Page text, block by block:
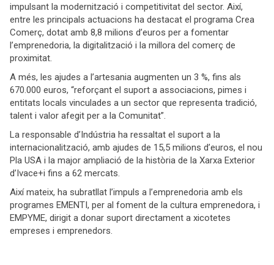
impulsant la modernització i competitivitat del sector. Així,
entre les principals actuacions ha destacat el programa Crea
Comerç, dotat amb 8,8 milions d’euros per a fomentar
l’emprenedoria, la digitalització i la millora del comerç de
proximitat.
A més, les ajudes a l’artesania augmenten un 3 %, fins als
670.000 euros, “reforçant el suport a associacions, pimes i
entitats locals vinculades a un sector que representa tradició,
talent i valor afegit per a la Comunitat”.
La responsable d’Indústria ha ressaltat el suport a la
internacionalització, amb ajudes de 15,5 milions d’euros, el nou
Pla USA i la major ampliació de la història de la Xarxa Exterior
d’Ivace+i fins a 62 mercats.
Així mateix, ha subratllat l’impuls a l’emprenedoria amb els
programes EMENTI, per al foment de la cultura emprenedora, i
EMPYME, dirigit a donar suport directament a xicotetes
empreses i emprenedors.